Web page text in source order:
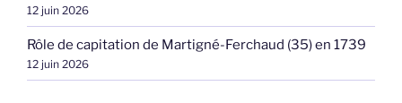
12 juin 2026
Rôle de capitation de Martigné-Ferchaud (35) en 1739
12 juin 2026